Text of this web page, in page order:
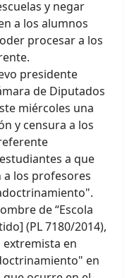
y negar
a los alumnos
procesar a los
presidente
de Diputados
miércoles una
y censura a los
a que
a los profesores
de “Escola
(PL 7180/2014),
en
en